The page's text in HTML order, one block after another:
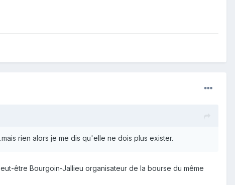
rien alors je me dis qu'elle ne dois plus exister.
être Bourgoin-Jallieu organisateur de la bourse du même